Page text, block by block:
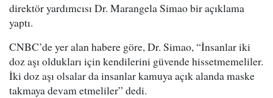
direktör yardımcısı Dr. Marangela Simao bir açıklama
yaptı.
CNBC’de yer alan habere göre, Dr. Simao, “İnsanlar iki
doz aşı oldukları için kendilerini güvende hissetmemeliler.
İki doz aşı olsalar da insanlar kamuya açık alanda maske
takmaya devam etmeliler” dedi.